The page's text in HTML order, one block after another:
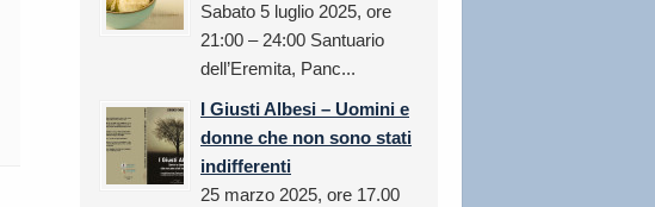
Sabato 5 luglio 2025, ore
21:00 – 24:00 Santuario
dell’Eremita, Panc...
I Giusti Albesi – Uomini e
donne che non sono stati
indifferenti
25 marzo 2025, ore 17.00